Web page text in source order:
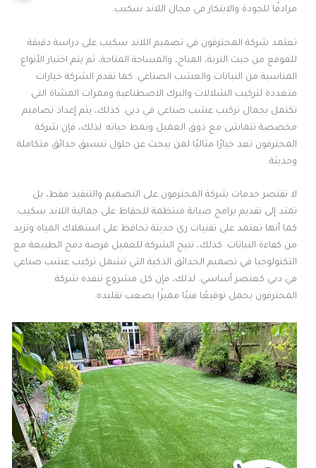
مرادفًا للجودة والابتكار في مجال اللاند سكيب.
تعتمد شركة المحترفون في تصميم اللاند سكيب على دراسة دقيقة
للموقع من حيث التربة، المناخ، والمساحة المتاحة، ثم يتم اختيار الأنواع
المناسبة من النباتات والعشب الصناعي. كما تقدم الشركة خيارات
متعددة لتركيب الشلالات والبرك الاصطناعية وممرات المشاة التي
تكتمل بجمال تركيب عشب صناعي في دبي. كذلك، يتم إعداد تصاميم
مخصصة تتماشى مع ذوق العميل ونمط حياته. لذلك، فإن شركة
المحترفون تعد خيارًا مثاليًا لمن يبحث عن حلول تنسيق حدائق متكاملة
وحديثة.
لا تقتصر خدمات شركة المحترفون على التصميم والتنفيذ فقط، بل
تمتد إلى تقديم برامج صيانة منتظمة للحفاظ على جمالية اللاند سكيب.
كما أنها تعتمد على تقنيات ري حديثة تحافظ على استهلاك المياه وتزيد
من كفاءة النباتات. كذلك، تتيح الشركة للعميل فرصة دمج الطبيعة مع
التكنولوجيا في تصميم الحدائق الذكية التي تشمل تركيب عشب صناعي
في دبي كعنصر أساسي. لذلك، فإن كل مشروع تنفذه شركة
المحترفون يحمل توقيعًا فنيًا مميزًا يصعب تقليده.